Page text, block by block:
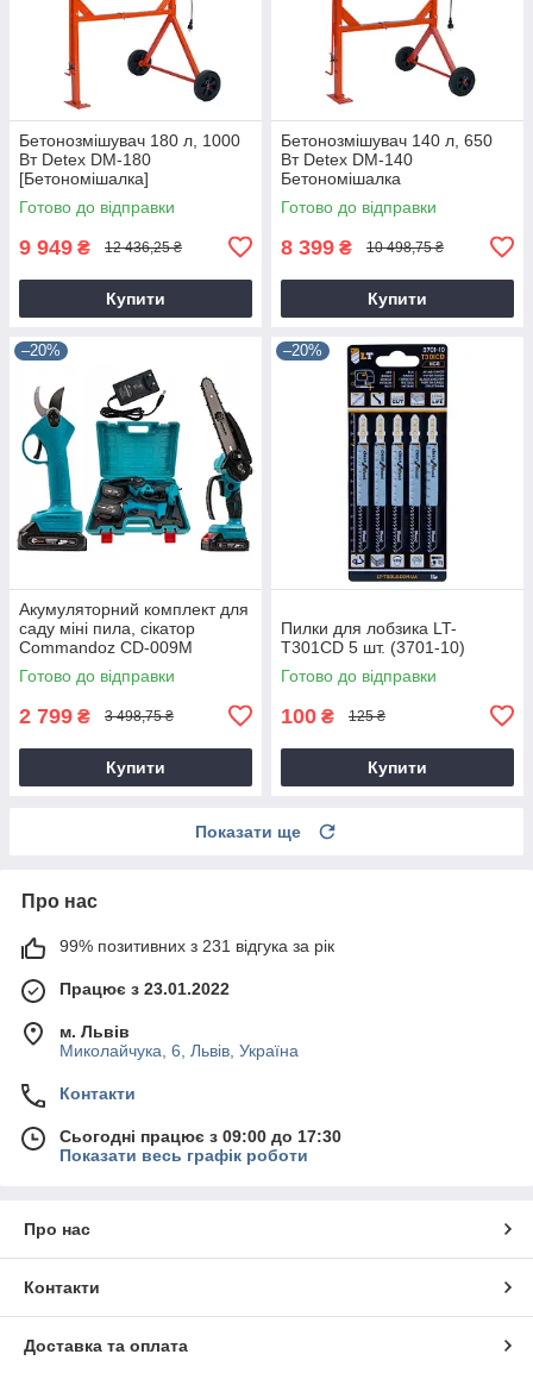
Бетонозмішувач 180 л, 1000
Вт Detex DM-180
[Бетономішалка]
Готово до відправки
9 949 ₴ 12 436,25 ₴
Купити
Бетонозмішувач 140 л, 650
Вт Detex DM-140
Бетономішалка
Готово до відправки
8 399 ₴ 10 498,75 ₴
Купити
–20%
Акумуляторний комплект для
саду міні пила, сікатор
Commandoz CD-009M
Готово до відправки
2 799 ₴ 3 498,75 ₴
Купити
–20%
Пилки для лобзика LT-
T301CD 5 шт. (3701-10)
Готово до відправки
100 ₴ 125 ₴
Купити
Показати ще
Про нас
99% позитивних з 231 відгука за рік
Працює з 23.01.2022
м. Львів
Миколайчука, 6, Львів, Україна
Контакти
Сьогодні працює з 09:00 до 17:30
Показати весь графік роботи
Про нас
Контакти
Доставка та оплата